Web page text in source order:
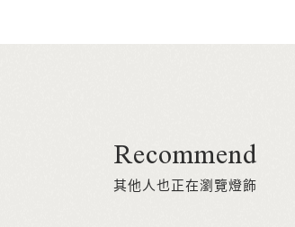
Recommend
其他人也正在瀏覽燈飾